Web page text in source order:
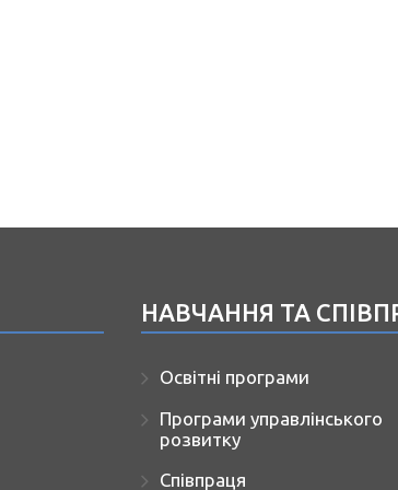
НАВЧАННЯ ТА
Освітні програми
Програми управлінського
розвитку
Співпраця